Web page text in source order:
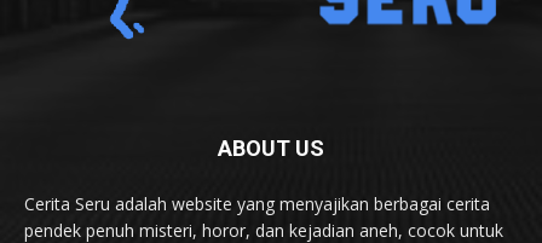
ABOUT US
Cerita Seru adalah website yang menyajikan berbagai cerita
pendek penuh misteri, horor, dan kejadian aneh, cocok untuk